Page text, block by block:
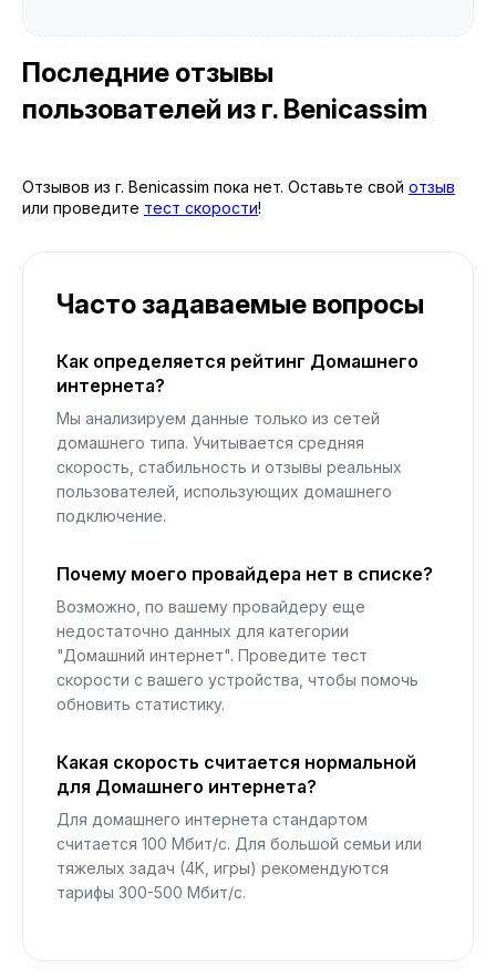
Последние отзывы
пользователей из г. Benicassim
Отзывов из г. Benicassim пока нет. Оставьте свой отзыв
или проведите тест скорости!
Часто задаваемые вопросы
Как определяется рейтинг Домашнего
интернета?
Мы анализируем данные только из сетей
домашнего типа. Учитывается средняя
скорость, стабильность и отзывы реальных
пользователей, использующих домашнего
подключение.
Почему моего провайдера нет в списке?
Возможно, по вашему провайдеру еще
недостаточно данных для категории
"Домашний интернет". Проведите тест
скорости с вашего устройства, чтобы помочь
обновить статистику.
Какая скорость считается нормальной
для Домашнего интернета?
Для домашнего интернета стандартом
считается 100 Мбит/с. Для большой семьи или
тяжелых задач (4K, игры) рекомендуются
тарифы 300-500 Мбит/с.